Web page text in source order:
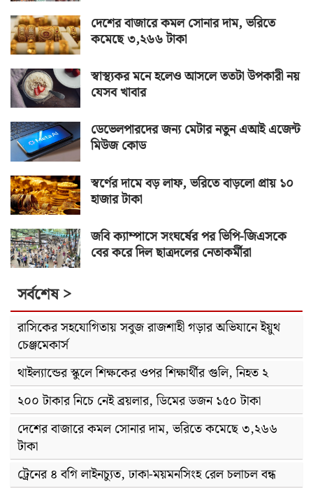
দেশের বাজারে কমল সোনার দাম, ভরিতে
কমেছে ৩,২৬৬ টাকা
স্বাস্থ্যকর মনে হলেও আসলে ততটা উপকারী নয়
যেসব খাবার
ডেভেলপারদের জন্য মেটার নতুন এআই এজেন্ট
মিউজ কোড
স্বর্ণের দামে বড় লাফ, ভরিতে বাড়লো প্রায় ১০
হাজার টাকা
জবি ক্যাম্পাসে সংঘর্ষের পর ভিপি-জিএসকে
বের করে দিল ছাত্রদলের নেতাকর্মীরা
সর্বশেষ >
রাসিকের সহযোগিতায় সবুজ রাজশাহী গড়ার অভিযানে ইয়ুথ
চেঞ্জমেকার্স
থাইল্যান্ডের স্কুলে শিক্ষকের ওপর শিক্ষার্থীর গুলি, নিহত ২
২০০ টাকার নিচে নেই ব্রয়লার, ডিমের ডজন ১৫০ টাকা
দেশের বাজারে কমল সোনার দাম, ভরিতে কমেছে ৩,২৬৬
টাকা
ট্রেনের ৪ বগি লাইনচ্যুত, ঢাকা-ময়মনসিংহ রেল চলাচল বন্ধ